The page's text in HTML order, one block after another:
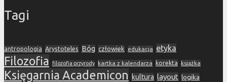
Tagi
antropologia Arystoteles Bóg człowiek edukacja etyka
Filozofia filozofia przyrody kartka z kalendarza korekta książka
Księgarnia Academicon kultura layout logika